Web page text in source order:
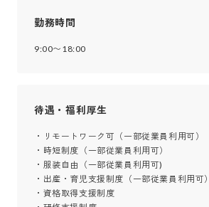
勤務時間
9:00〜18:00
待遇・福利厚生
・リモートワーク可（一部従業員利用可）
・時短制度（一部従業員利用可）
・服装自由（一部従業員利用可)
・出産・育児支援制度（一部従業員利用可）
・資格取得支援制度